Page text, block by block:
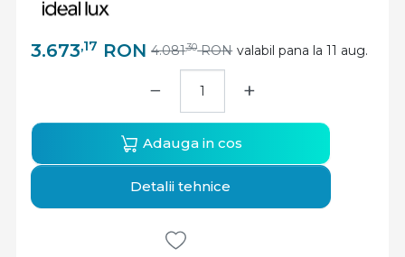
3.673,17 RON 4.081,30 RON valabil pana la 11 aug.
− +
Adauga in cos
Detalii tehnice